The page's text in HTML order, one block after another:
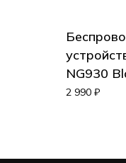
NG930
2 990 ₽